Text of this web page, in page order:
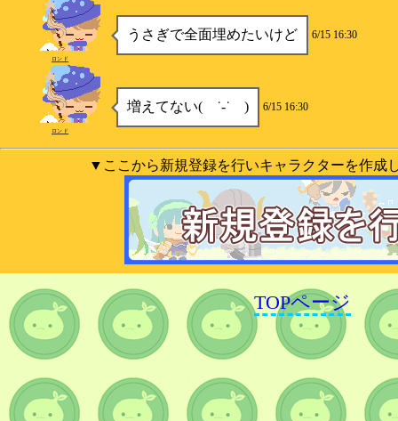
うさぎで全面埋めたいけど 6/15 16:30
ロンド
増えてない( ˙-˙ ) 6/15 16:30
ロンド
▼ここから新規登録を行いキャラクターを作成
TOPページ